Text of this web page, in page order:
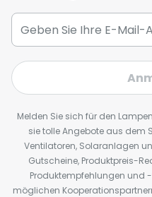
Melden Sie sich für den
sie tolle Angebote aus dem
Ventilatoren, Solaranlagen
Gutscheine, Produktpreis-
Produktempfehlungen und
möglichen